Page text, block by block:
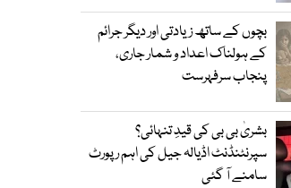
بچوں کے ساتھ زیادتی اور دیگر جرائم
کے ہولناک اعداد و شمار جاری،
پنجاب سرفہرست
بشریٰ بی بی کی قیدِ تنہائی؟
سپرنٹنڈنٹ اڈیالہ جیل کی اہم رپورٹ
سامنے آ گئی